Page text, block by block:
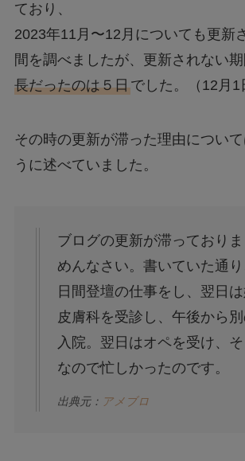
ており、
2023年11月〜12月についても更新
間を調べましたが、更新されない期
長だったのは５日でした。（12月1
その時の更新が滞った理由につい
うに述べていました。
ブログの更新が滞っており
めんなさい。書いていた通
日間登壇の仕事をし、翌日
皮膚科を受診し、午後から
入院。翌日はオペを受け、
なので忙しかったのです。
出典元： アメブロ